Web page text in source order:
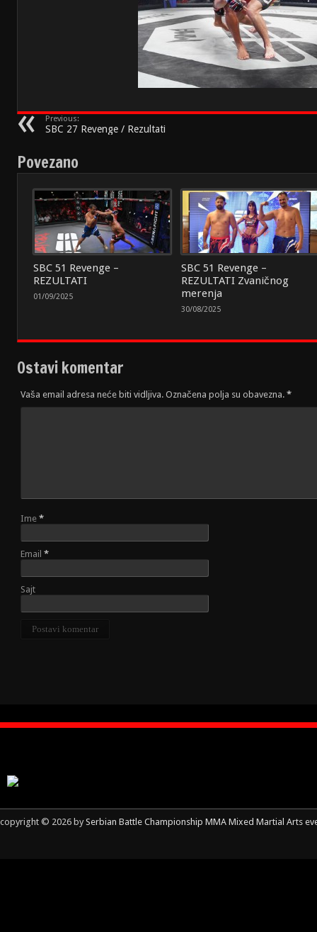
Previous:
SBC 27 Revenge / Rezultati
Povezano
SBC 51 Revenge –
REZULTATI
01/09/2025
SBC 51 Revenge –
REZULTATI Zvaničnog
merenja
30/08/2025
Ostavi komentar
Vaša email adresa neće biti vidljiva. Označena polja su obavezna. *
Ime *
Email *
Sajt
copyright © 2026 by Serbian Battle Championship MMA Mixed Martial Arts